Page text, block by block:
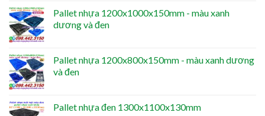
Pallet nhựa 1200x1000x150mm - màu xanh
dương và đen
Pallet nhựa 1200x800x150mm - màu xanh dương
và đen
Pallet nhựa đen 1300x1100x130mm